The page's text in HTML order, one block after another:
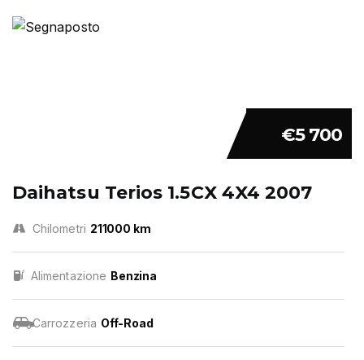
€5 700
Daihatsu Terios 1.5CX 4X4 2007
Chilometri 211000 km
Alimentazione Benzina
Carrozzeria Off-Road